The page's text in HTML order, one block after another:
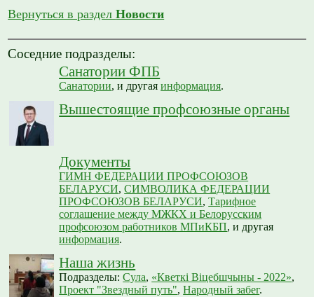
Вернуться в разделНовости
Соседние подразделы:
Санатории ФПБ
Санатории, и другаяинформация.
Вышестоящие профсоюзные органы
Документы
ГИМН ФЕДЕРАЦИИ ПРОФСОЮЗОВ
БЕЛАРУСИ,СИМВОЛИКА ФЕДЕРАЦИИ
ПРОФСОЮЗОВ БЕЛАРУСИ,Тарифное
соглашение между МЖКХ и Белорусским
профсоюзом работников МПиКБП, и другая
информация.
Наша жизнь
Подразделы:Сула, «Кветкі Віцебшчыны - 2022»,
Проект "Звездный путь",Народный забег.